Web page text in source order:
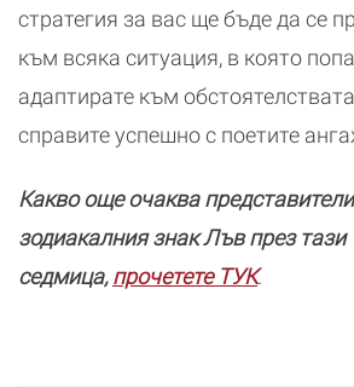
стратегия за вас ще бъде да се
към всяка ситуация, в която
адаптирате към
справите успешно с поетите
Какво още очаква
зодиакалния знак Лъв през тази
седмица,прочетете ТУК.